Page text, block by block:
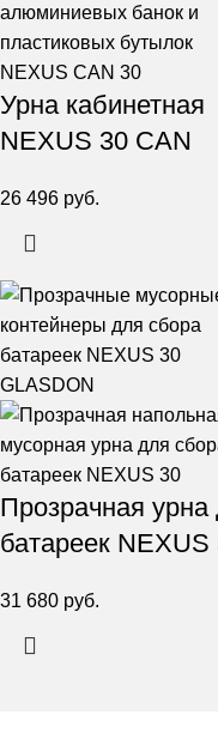
Урна кабинетная
NEXUS 30 CAN
26 496 руб.
Прозрачная урна
батареек NEXUS
31 680 руб.